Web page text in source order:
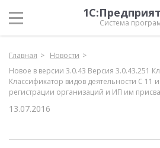
Система
Главная
Новости
Новое в версии 3.0.43 Версия 3.0.43.251
Классификатор видов деятельности С 11
регистрации организаций и ИП им
13.07.2016